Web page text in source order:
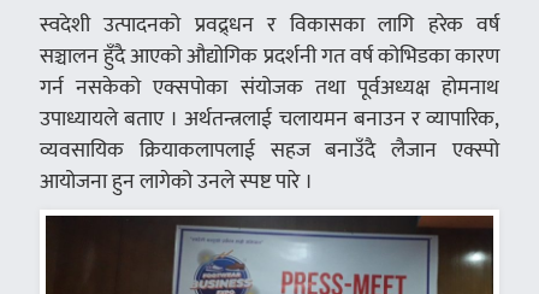
स्वदेशी उत्पादनको प्रवद्र्धन र विकासका लागि हरेक वर्ष
सञ्चालन हुँदै आएको औद्योगिक प्रदर्शनी गत वर्ष कोभिडका कारण
गर्न नसकेको एक्सपोका संयोजक तथा पूर्वअध्यक्ष होमनाथ
उपाध्यायले बताए । अर्थतन्त्रलाई चलायमन बनाउन र व्यापारिक,
व्यवसायिक क्रियाकलापलाई सहज बनाउँदै लैजान एक्स्पो
आयोजना हुन लागेको उनले स्पष्ट पारे ।